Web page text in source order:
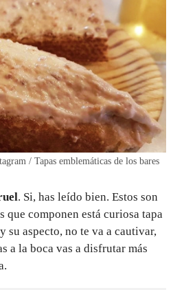
/ Tapas emblemáticas de los bares
. Si, has leído bien. Estos son
que componen está curiosa tapa
su aspecto, no te va a cautivar,
a la boca vas a disfrutar más